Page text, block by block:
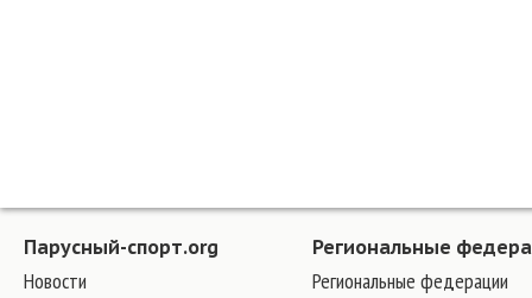
Парусный-спорт.org
Новости
Региональные
Региональные федерации